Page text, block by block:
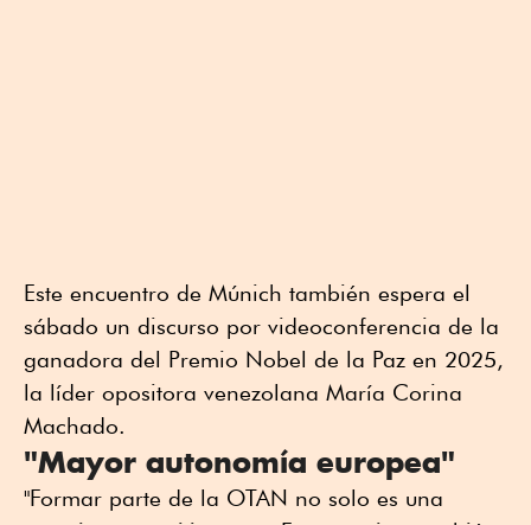
Este encuentro de Múnich también espera el
sábado un discurso por videoconferencia de la
ganadora del Premio Nobel de la Paz en 2025,
la líder opositora venezolana María Corina
Machado.
"Mayor autonomía europea"
"Formar parte de la OTAN no solo es una